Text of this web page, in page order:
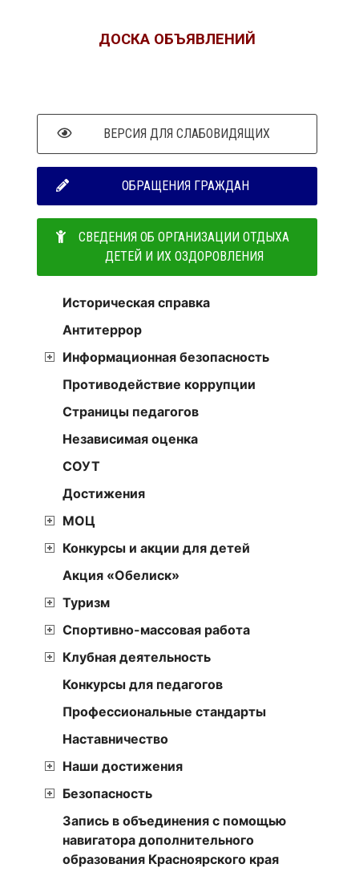
ДОСКА ОБЪЯВЛЕНИЙ
ВЕРСИЯ ДЛЯ СЛАБОВИДЯЩИХ
ОБРАЩЕНИЯ ГРАЖДАН
СВЕДЕНИЯ ОБ ОРГАНИЗАЦИИ ОТДЫХА
ДЕТЕЙ И ИХ ОЗДОРОВЛЕНИЯ
Историческая справка
Антитеррор
Информационная безопасность
Противодействие коррупции
Страницы педагогов
Независимая оценка
СОУТ
Достижения
МОЦ
Конкурсы и акции для детей
Акция «Обелиск»
Туризм
Спортивно-массовая работа
Клубная деятельность
Конкурсы для педагогов
Профессиональные стандарты
Наставничество
Наши достижения
Безопасность
Запись в объединения с помощью
навигатора дополнительного
образования Красноярского края